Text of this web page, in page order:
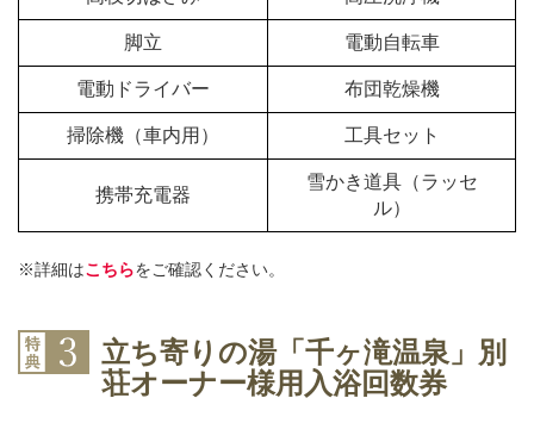
脚立 電動自転車
電動ドライバー 布団乾燥機
掃除機（車内用） 工具セット
携帯充電器
雪かき道具（ラッセ
ル）
※詳細はこちらをご確認ください。
立ち寄りの湯「千ヶ滝温泉」別
荘オーナー様用入浴回数券